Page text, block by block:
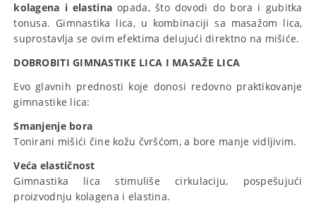
kolagena i elastina opada, što dovodi do bora i gubitka
tonusa. Gimnastika lica, u kombinaciji sa masažom lica,
suprostavlja se ovim efektima delujući direktno na mišiće.
DOBROBITI GIMNASTIKE LICA I MASAŽE LICA
Evo glavnih prednosti koje donosi redovno praktikovanje
gimnastike lica:
Smanjenje bora
Tonirani mišići čine kožu čvršćom, a bore manje vidljivim.
Veća elastičnost
Gimnastika lica stimuliše cirkulaciju, pospešujući
proizvodnju kolagena i elastina.